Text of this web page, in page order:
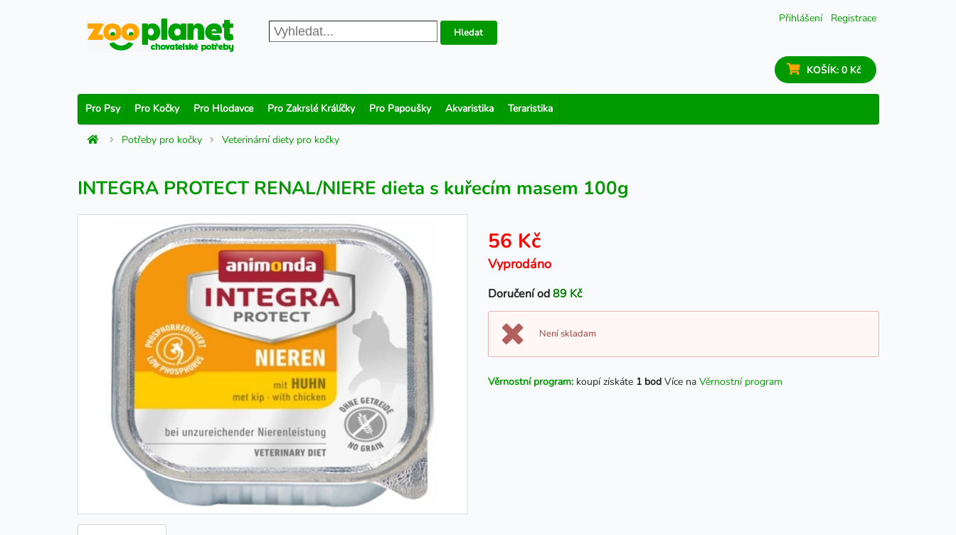
Přihlášení Registrace
Hledat
KOŠÍK: 0 Kč
Pro Psy Pro Kočky Pro Hlodavce Pro Zakrslé Králíčky Pro Papoušky Akvaristika Teraristika
Potřeby pro kočky Veterinární diety pro kočky
INTEGRA PROTECT RENAL/NIERE dieta s kuřecím masem 100g
56 Kč
Vyprodáno
Doručení od89 Kč
Není skladam
Věrnostní program: koupí získáte 1 bod Více na Věrnostní program